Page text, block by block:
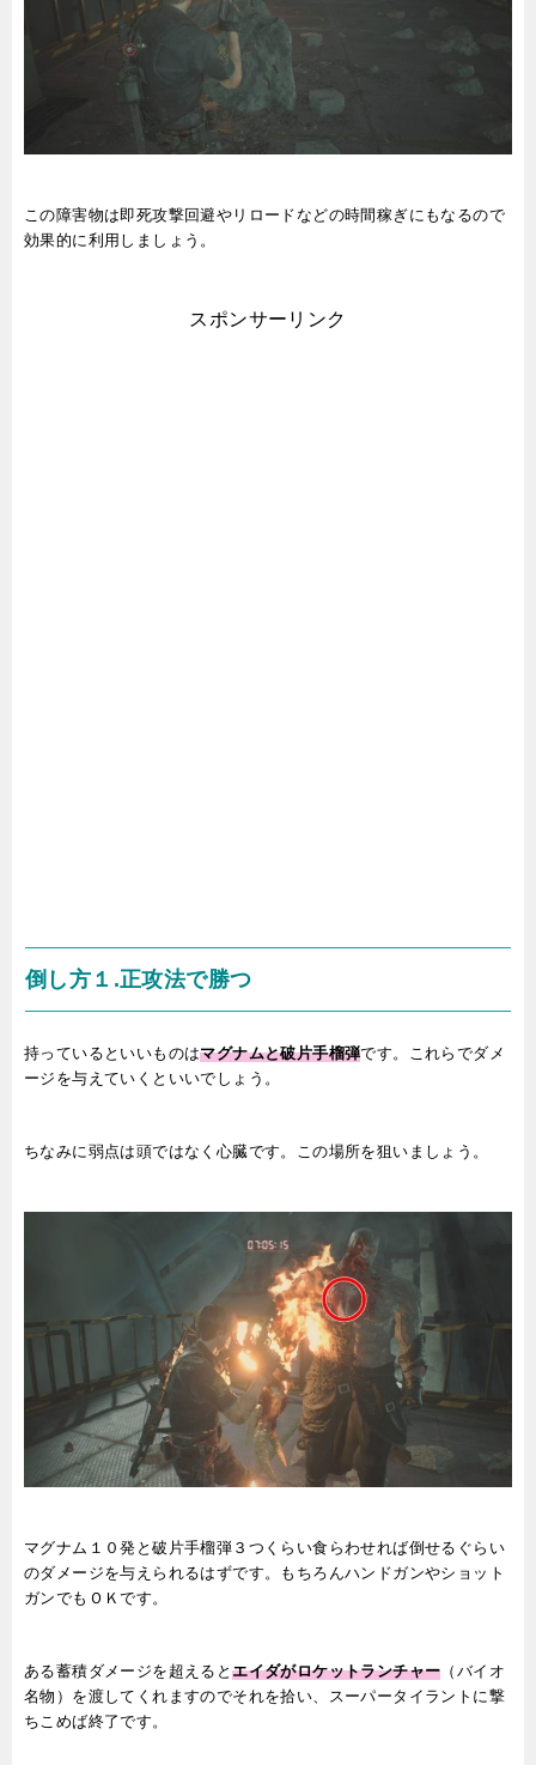
この障害物は即死攻撃回避やリロードなどの時間稼ぎにもなるので
効果的に利用しましょう。
スポンサーリンク
倒し方１.正攻法で勝つ
持っているといいものはマグナムと破片手榴弾です。これらでダメ
ージを与えていくといいでしょう。
ちなみに弱点は頭ではなく心臓です。この場所を狙いましょう。
マグナム１０発と破片手榴弾３つくらい食らわせれば倒せるぐらい
のダメージを与えられるはずです。もちろんハンドガンやショット
ガンでもＯＫです。
ある蓄積ダメージを超えるとエイダがロケットランチャー （バイオ
名物）を渡してくれますのでそれを拾い、スーパータイラントに撃
ちこめば終了です。